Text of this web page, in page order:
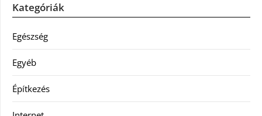
Kategóriák
Egészség
Egyéb
Építkezés